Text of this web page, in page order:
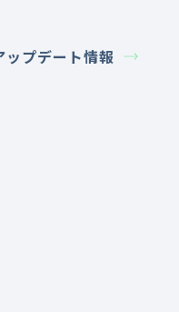
プデート情報